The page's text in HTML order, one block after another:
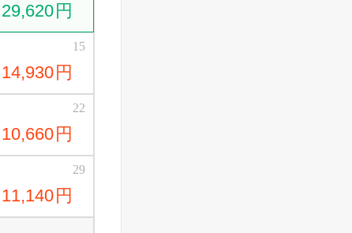
29,620 円
14,930 円
15
10,660 円
22
11,140 円
29